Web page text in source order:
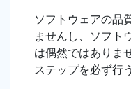
ソフトウェアの品
ませんし、ソフト
は偶然ではありま
ステップを必ず行